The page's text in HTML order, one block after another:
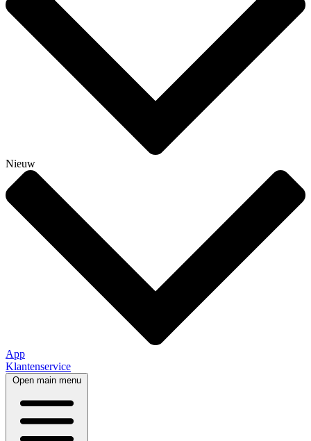
Nieuw
App
Klantenservice
Open main menu